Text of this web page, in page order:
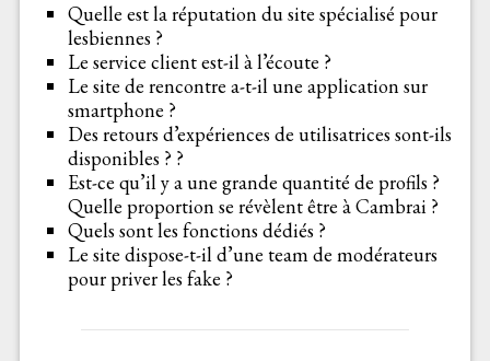
Quelle est la réputation du site spécialisé pour
lesbiennes ?
Le service client est-il à l’écoute ?
Le site de rencontre a-t-il une application sur
smartphone ?
Des retours d’expériences de utilisatrices sont-ils
disponibles ? ?
Est-ce qu’il y a une grande quantité de profils ?
Quelle proportion se révèlent être à Cambrai ?
Quels sont les fonctions dédiés ?
Le site dispose-t-il d’une team de modérateurs
pour priver les fake ?